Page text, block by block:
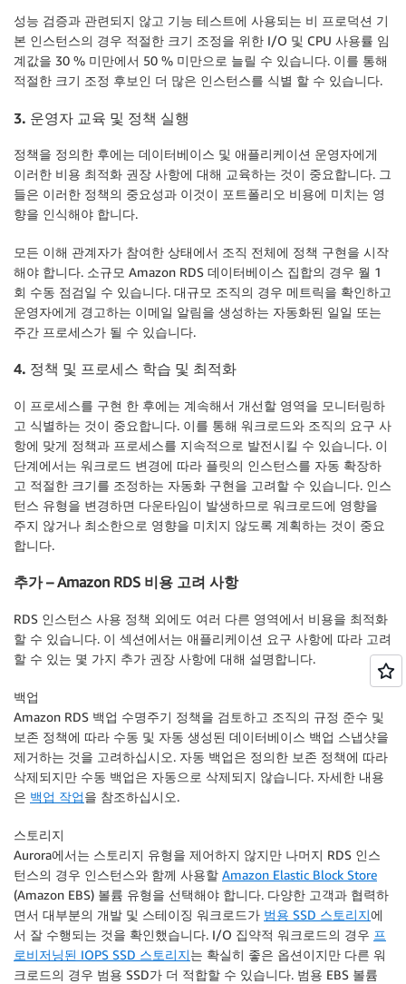
성능 검증과 관련되지 않고 기능 테스트에 사용되는 비 프로덕션 기
본 인스턴스의 경우 적절한 크기 조정을 위한 I/O 및 CPU 사용률 임
계값을 30 % 미만에서 50 % 미만으로 늘릴 수 있습니다. 이를 통해
적절한 크기 조정 후보인 더 많은 인스턴스를 식별 할 수 있습니다.
3. 운영자 교육 및 정책 실행
정책을 정의한 후에는 데이터베이스 및 애플리케이션 운영자에게
이러한 비용 최적화 권장 사항에 대해 교육하는 것이 중요합니다. 그
들은 이러한 정책의 중요성과 이것이 포트폴리오 비용에 미치는 영
향을 인식해야 합니다.
모든 이해 관계자가 참여한 상태에서 조직 전체에 정책 구현을 시작
해야 합니다. 소규모 Amazon RDS 데이터베이스 집합의 경우 월 1
회 수동 점검일 수 있습니다. 대규모 조직의 경우 메트릭을 확인하고
운영자에게 경고하는 이메일 알림을 생성하는 자동화된 일일 또는
주간 프로세스가 될 수 있습니다.
4. 정책 및 프로세스 학습 및 최적화
이 프로세스를 구현 한 후에는 계속해서 개선할 영역을 모니터링하
고 식별하는 것이 중요합니다. 이를 통해 워크로드와 조직의 요구 사
항에 맞게 정책과 프로세스를 지속적으로 발전시킬 수 있습니다. 이
단계에서는 워크로드 변경에 따라 플릿의 인스턴스를 자동 확장하
고 적절한 크기를 조정하는 자동화 구현을 고려할 수 있습니다. 인스
턴스 유형을 변경하면 다운타임이 발생하므로 워크로드에 영향을
주지 않거나 최소한으로 영향을 미치지 않도록 계획하는 것이 중요
합니다.
추가 – Amazon RDS 비용 고려 사항
RDS 인스턴스 사용 정책 외에도 여러 다른 영역에서 비용을 최적화
할 수 있습니다. 이 섹션에서는 애플리케이션 요구 사항에 따라 고려
할 수 있는 몇 가지 추가 권장 사항에 대해 설명합니다.
백업
Amazon RDS 백업 수명주기 정책을 검토하고 조직의 규정 준수 및
보존 정책에 따라 수동 및 자동 생성된 데이터베이스 백업 스냅샷을
제거하는 것을 고려하십시오. 자동 백업은 정의한 보존 정책에 따라
삭제되지만 수동 백업은 자동으로 삭제되지 않습니다. 자세한 내용
은 백업 작업을 참조하십시오.
스토리지
Aurora에서는 스토리지 유형을 제어하지 않지만 나머지 RDS 인스
턴스의 경우 인스턴스와 함께 사용할 Amazon Elastic Block Store
(Amazon EBS) 볼륨 유형을 선택해야 합니다. 다양한 고객과 협력하
면서 대부분의 개발 및 스테이징 워크로드가 범용 SSD 스토리지에
서 잘 수행되는 것을 확인했습니다. I/O 집약적 워크로드의 경우 프
로비저닝된 IOPS SSD 스토리지는 확실히 좋은 옵션이지만 다른 워
크로드의 경우 범용 SSD가 더 적합할 수 있습니다. 범용 EBS 볼륨